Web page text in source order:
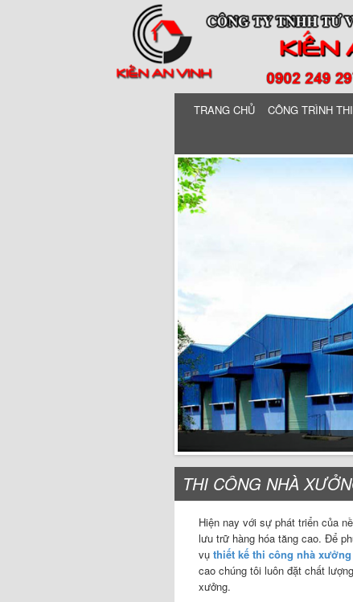
TRANG CHỦ CÔNG TRÌNH
THI CÔNG NHÀ
Hiện nay với sự phát triển của
lưu trữ hàng hóa tăng cao. Để
vụ thiết kế thi công nhà
cao chúng tôi luôn đặt chất
xưởng.